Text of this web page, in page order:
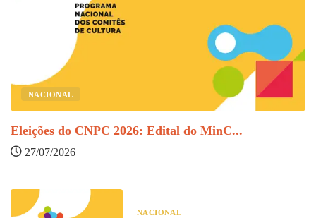
NACIONAL
Eleições do CNPC 2026: Edital do MinC...
27/07/2026
NACIONAL